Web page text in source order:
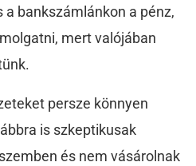
bankszámlánkon a pénz,
mert valójában
persze könnyen
is szkeptikusak
és nem vásárolnak